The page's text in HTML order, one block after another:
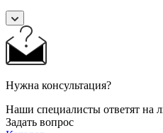
Нужна консультация?
Наши специалисты ответят на
Задать вопрос